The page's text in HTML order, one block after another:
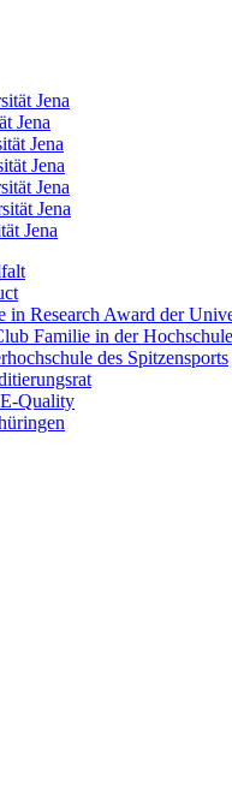
Jena
Jena
Jena
Jena
Jena
Jena
Jena
Research Award der
Familie in der Hochschule
des Spitzensports
Quality